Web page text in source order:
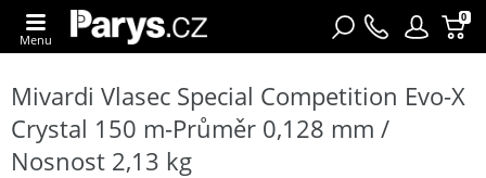
0
Menu
Mivardi Vlasec Special Competition Evo-X
Crystal 150 m-Průměr 0,128 mm /
Nosnost 2,13 kg